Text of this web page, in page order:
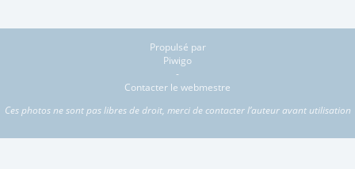
Propulsé par
Piwigo
-
Contacter le webmestre
Ces photos ne sont pas libres de droit, merci de contacter l’auteur avant utilisation